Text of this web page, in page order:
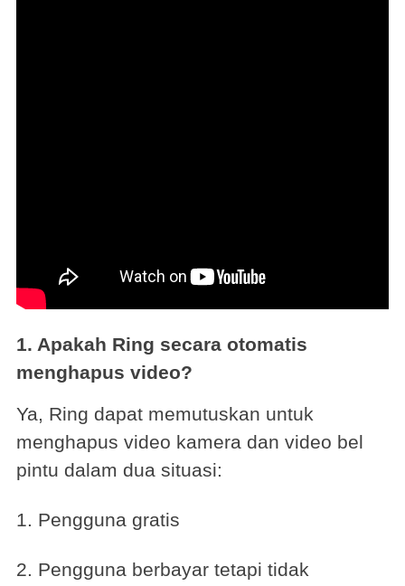
1. Apakah Ring secara otomatis
menghapus video?
Ya, Ring dapat memutuskan untuk
menghapus video kamera dan video bel
pintu dalam dua situasi:
1. Pengguna gratis
2. Pengguna berbayar tetapi tidak